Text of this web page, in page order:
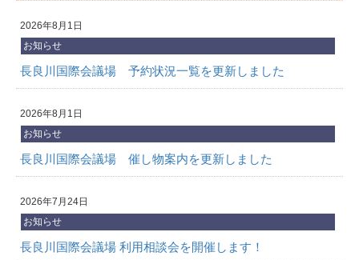
2026年8月1日
お知らせ
長良川国際会議場 予約状況一覧を更新しました
2026年8月1日
お知らせ
長良川国際会議場 催し物案内を更新しました
2026年7月24日
お知らせ
長良川国際会議場 利用相談会を開催します！